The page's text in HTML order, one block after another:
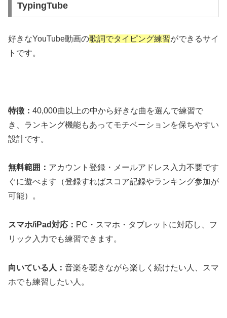
TypingTube
好きなYouTube動画の歌詞でタイピング練習ができるサイ
トです。
特徴： 40,000曲以上の中から好きな曲を選んで練習で
き、ランキング機能もあってモチベーションを保ちやすい
設計です。
無料範囲： アカウント登録・メールアドレス入力不要です
ぐに遊べます（登録すればスコア記録やランキング参加が
可能）。
スマホ/iPad対応： PC・スマホ・タブレットに対応し、フ
リック入力でも練習できます。
向いている人： 音楽を聴きながら楽しく続けたい人、スマ
ホでも練習したい人。